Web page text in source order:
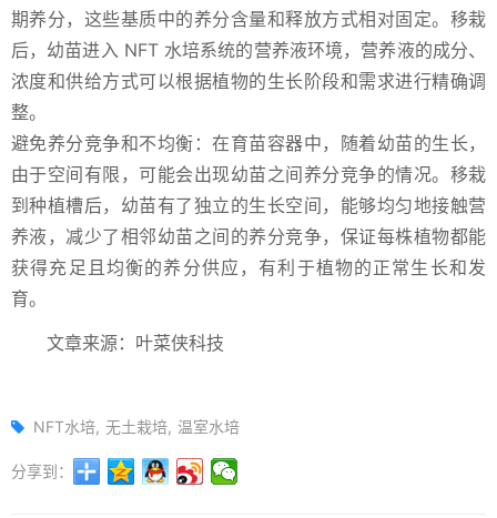
期养分，这些基质中的养分含量和释放方式相对固定。移栽
后，幼苗进入 NFT 水培系统的营养液环境，营养液的成分、
浓度和供给方式可以根据植物的生长阶段和需求进行精确调
整。
避免养分竞争和不均衡：在育苗容器中，随着幼苗的生长，
由于空间有限，可能会出现幼苗之间养分竞争的情况。移栽
到种植槽后，幼苗有了独立的生长空间，能够均匀地接触营
养液，减少了相邻幼苗之间的养分竞争，保证每株植物都能
获得充足且均衡的养分供应，有利于植物的正常生长和发
育。
文章来源：叶菜侠科技
NFT水培 无土栽培 温室水培
分享到：